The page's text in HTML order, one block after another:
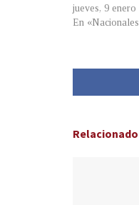
jueves, 9 enero
En
Relacionado